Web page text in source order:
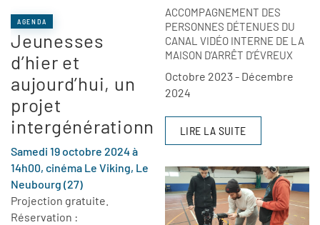
AGENDA
Jeunesses
d’hier et
aujourd’hui, un
projet
intergénérationnel
Samedi 19 octobre 2024 à
14h00, cinéma Le Viking, Le
Neubourg (27)
Projection gratuite.
Réservation :
ACCOMPAGNEMENT DES
PERSONNES DÉTENUES DU
CANAL VIDÉO INTERNE DE LA
MAISON D’ARRÊT D’ÉVREUX
Octobre 2023 - Décembre
2024
LIRE LA SUITE